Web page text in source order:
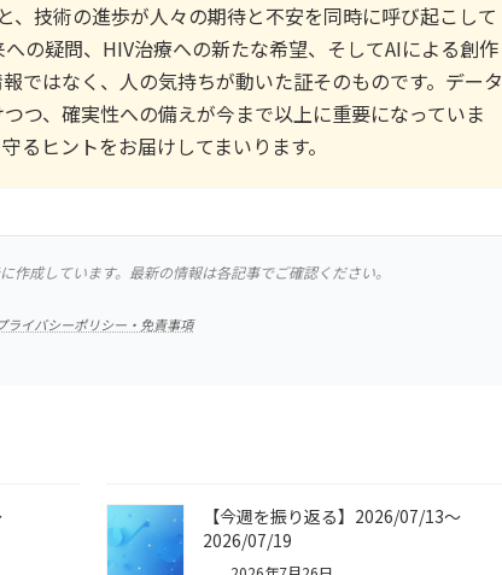
、技術の進歩が人々の期待と不安を同時に呼び起こして
の疑問、HIV治療への新たな希望、そしてAIによる創作
はなく、人の気持ちが動いた証そのものです。データ
つ、確実性への備えが今まで以上に重要になっていま
るヒントをお届けしてまいります。
作成しています。最新の情報は各記事でご確認ください。
ライバシーポリシー・免責事項
【今週を振り返る】2026/07/13〜
2026/07/19